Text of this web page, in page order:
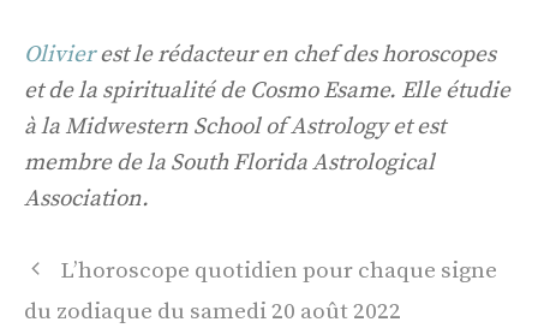
Olivierest le rédacteur en chef des horoscopes
et de la spiritualité de Cosmo Esame. Elle étudie
à la Midwestern School of Astrology et est
membre de la South Florida Astrological
Association.
Navigation
des
L’horoscope quotidien pour chaque signe
du zodiaque du samedi 20 août 2022